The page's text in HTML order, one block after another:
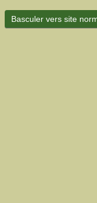
Basculer vers site